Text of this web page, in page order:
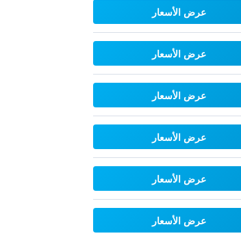
عرض الأسعار
عرض الأسعار
عرض الأسعار
عرض الأسعار
عرض الأسعار
عرض الأسعار